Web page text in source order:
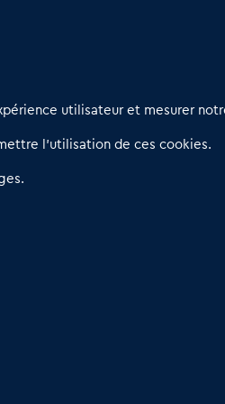
: Un partenariat au
utilisateur et mesurer
l’utilisation de ces cookies.